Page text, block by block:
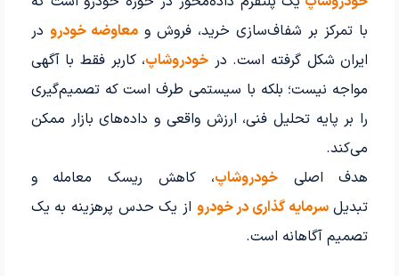
با تمرکز بر شفاف‌سازی خرید، فروش ومعاوضه خودرو در
ایران شکل گرفته است. در خودروشاپ، کاربر فقط با آگهی
مواجه نیست؛ بلکه با سیستمی طرف است که تصمیم‌گیری
را بر پایه تحلیل فنی، ارزش واقعی و داده‌های بازار ممکن
می‌کند.
هدف اصلی خودروشاپ، کاهش ریسک معامله و
تبدیلسرمایه گذاری در خودرو از یک حدس پرهزینه به یک
تصمیم آگاهانه است.